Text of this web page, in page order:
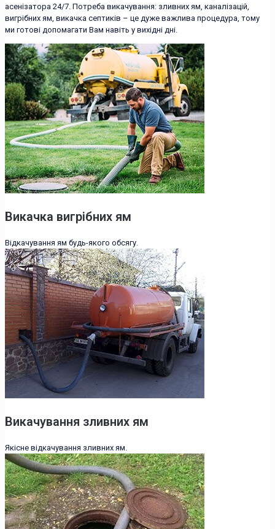
асенізатора 24/7. Потреба викачування: зливних ям, каналізацій,
вигрібних ям, викачка септиків – це дуже важлива процедура, тому
ми готові допомагати Вам навіть у вихідні дні.
Викачка вигрібних ям
Відкачування ям будь-якого обсягу.
Викачування зливних ям
Якісне відкачування зливних ям.